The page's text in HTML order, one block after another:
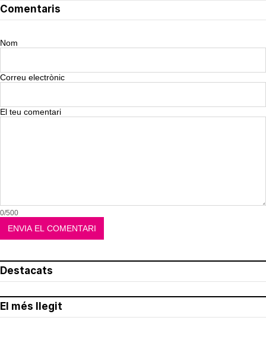
Comentaris
Nom
Correu electrònic
El teu comentari
0/500
Destacats
El més llegit